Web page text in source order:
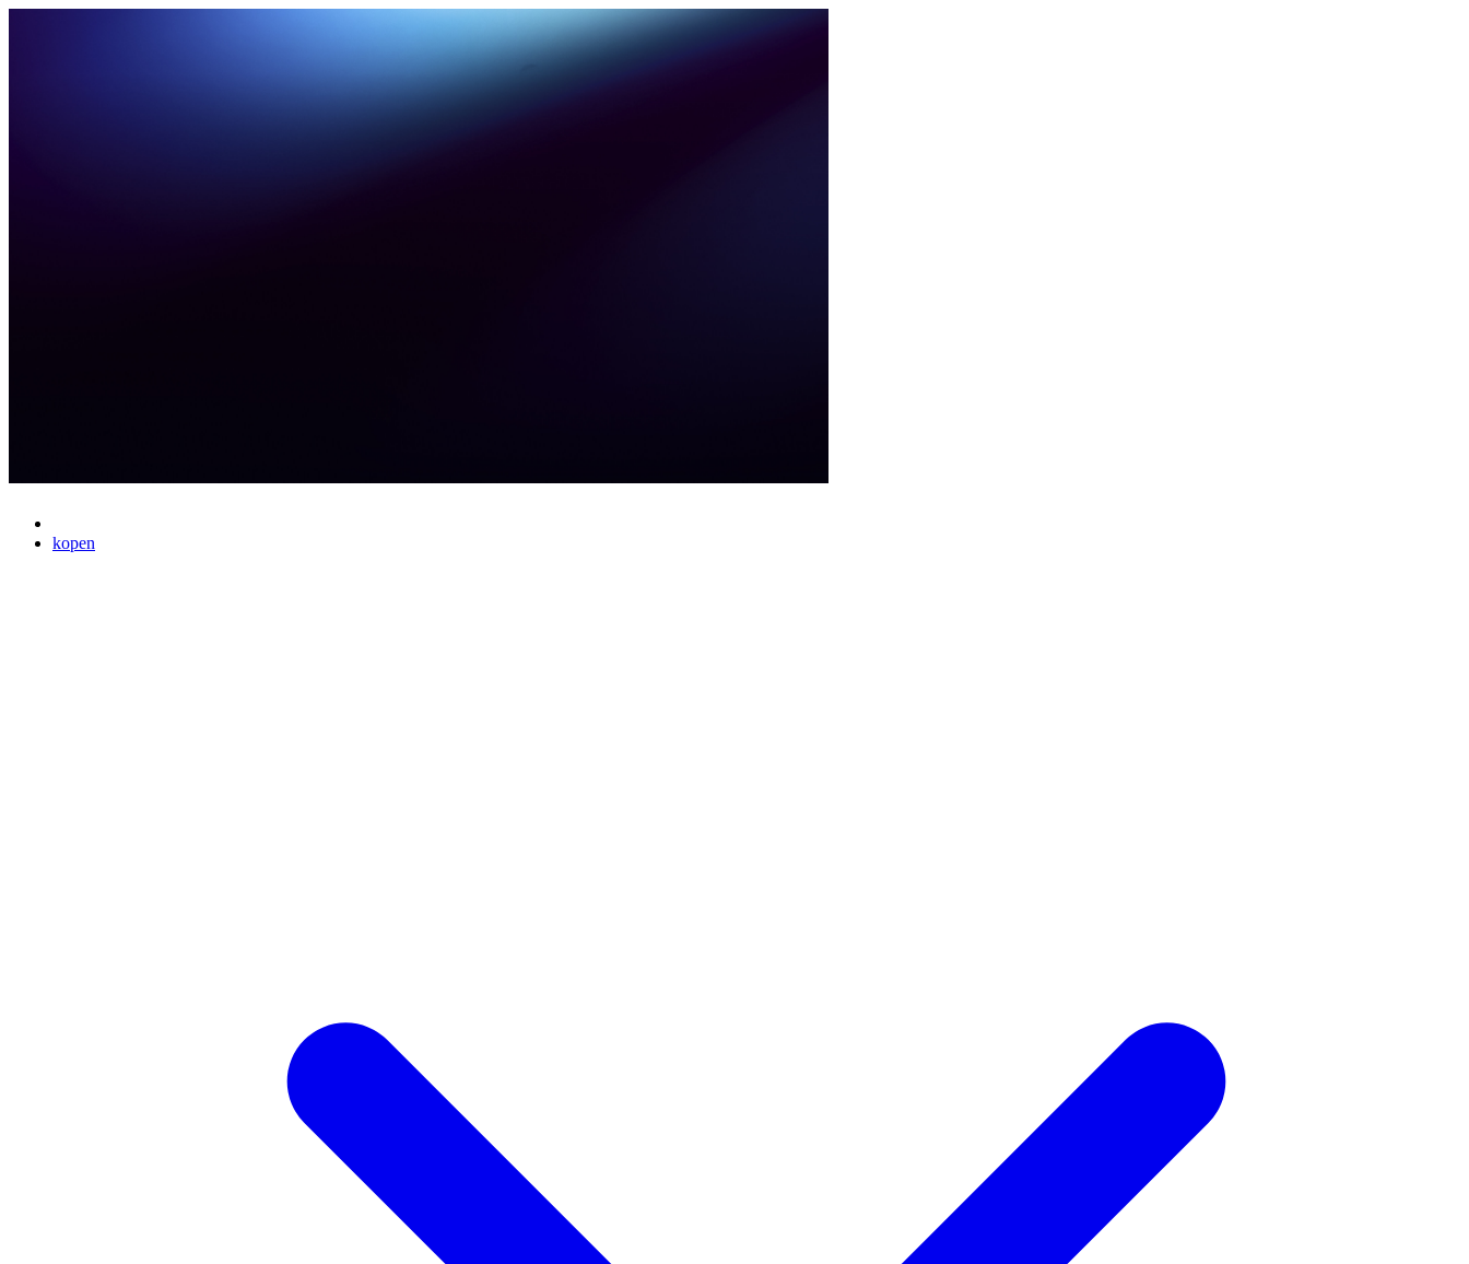
kopen